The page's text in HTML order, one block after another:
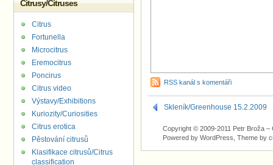
RSS kanál s komentáři
Skleník/Greenhouse 15.2.2009
Copyright © 2009-2011 Petr Broža –
Powered by WordPress, Theme by
Citrusy/Citruses
Citrus
Fortunella
Microcitrus
Eremocitrus
Poncirus
Citrus video
Výstavy/Exhibitions
Kuriozity/Curiosities
Citrus erotica
Pěstování citrusů
Klasifikace citrusů/Citrus
classification